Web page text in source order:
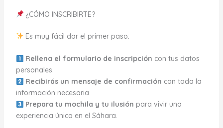
¿CÓMO INSCRIBIRTE?
Es muy fácil dar el primer paso:
Rellena el formulario de inscripción con tus datos
personales.
Recibirás un mensaje de confirmación con toda la
información necesaria.
Prepara tu mochila y tu ilusión para vivir una
experiencia única en el Sáhara.